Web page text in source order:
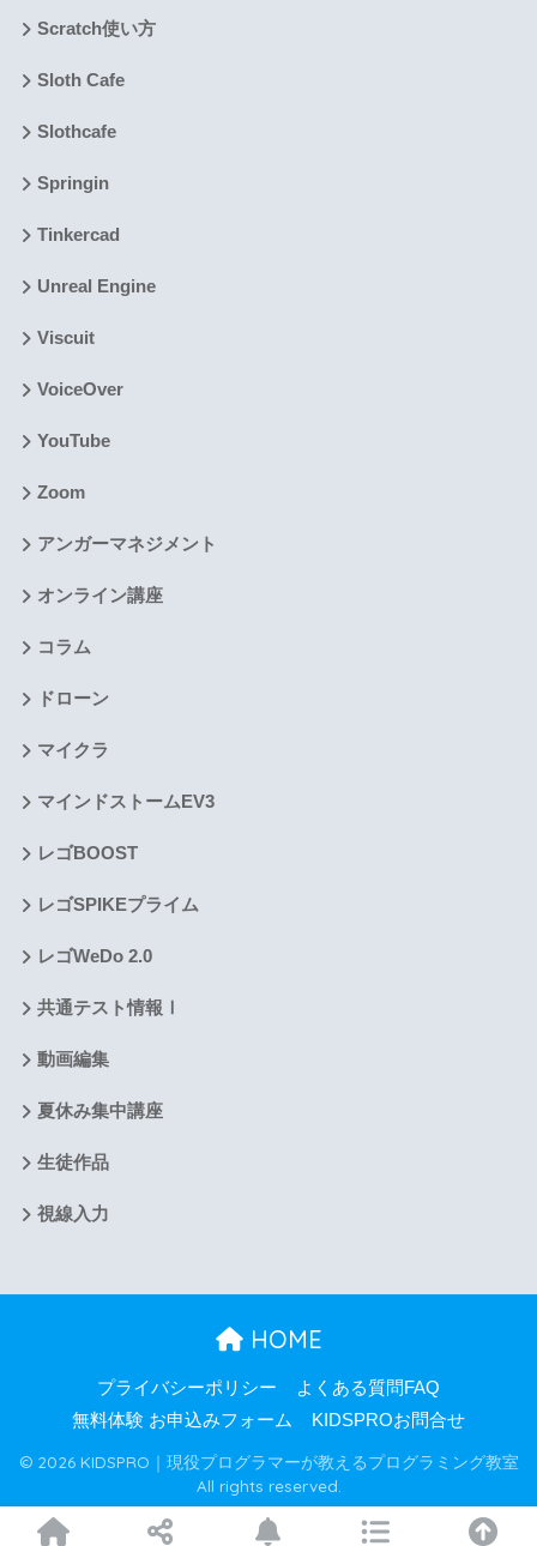
Scratch使い方
Sloth Cafe
Slothcafe
Springin
Tinkercad
Unreal Engine
Viscuit
VoiceOver
YouTube
Zoom
アンガーマネジメント
オンライン講座
コラム
ドローン
マイクラ
マインドストームEV3
レゴBOOST
レゴSPIKEプライム
レゴWeDo 2.0
共通テスト情報Ⅰ
動画編集
夏休み集中講座
生徒作品
視線入力
HOME
プライバシーポリシー
よくある質問FAQ
無料体験 お申込みフォーム
KIDSPROお問合せ
© 2026 KIDSPRO｜現役プログラマーが教えるプログラミング教室
All rights reserved.